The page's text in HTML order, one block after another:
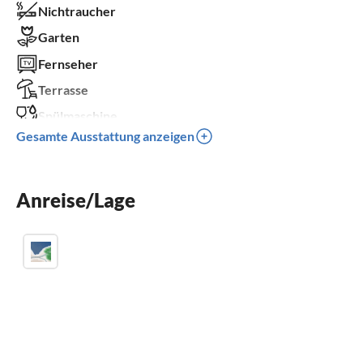
Nichtraucher
Garten
Fernseher
Terrasse
Spülmaschine
Waschmaschine
Kamin
Gesamte Ausstattung anzeigen
Anreise/Lage